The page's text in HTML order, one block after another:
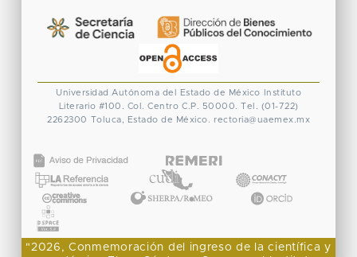
Universidad Autónoma del Estado de México
Instituto
Literario #100. Col. Centro C.P. 50000. Tel. (01-722)
2262300 Toluca, Estado de México. rectoria@uaemex.mx
"2026, Conmemoración del ingreso de la científica y